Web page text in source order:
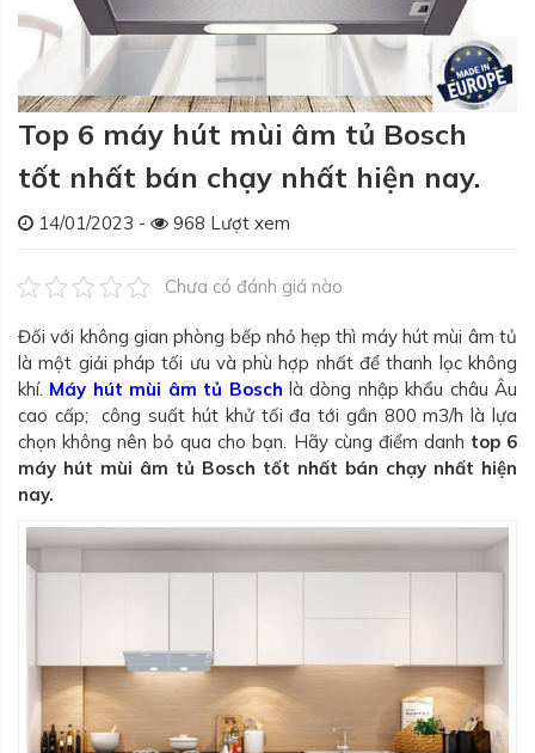
Top 6 máy hút mùi âm tủ Bosch
tốt nhất bán chạy nhất hiện nay.
14/01/2023 - 968 Lượt xem
Chưa có đánh giá nào
Đối với không gian phòng bếp nhỏ hẹp thì máy hút mùi âm tủ
là một giải pháp tối ưu và phù hợp nhất để thanh lọc không
khí. Máy hút mùi âm tủ Bosch là dòng nhập khẩu châu Âu
cao cấp; công suất hút khử tối đa tới gần 800 m3/h là lựa
chọn không nên bỏ qua cho bạn. Hãy cùng điểm danh top 6
máy hút mùi âm tủ Bosch tốt nhất bán chạy nhất hiện
nay.